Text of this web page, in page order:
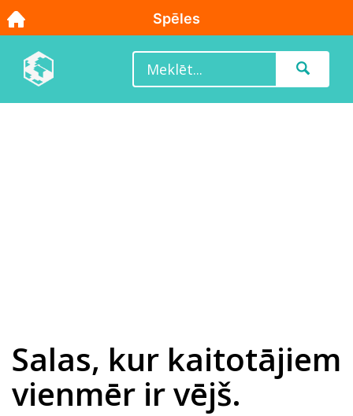
Salas, kur kaitotājiem
vienmēr ir vējš.